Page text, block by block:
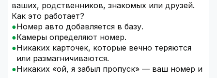
ваших, родственников, знакомых или друзей.
Как это работает?
Номер авто добавляется в базу.
Камеры определяют номер.
Никаких карточек, которые вечно теряются
или размагничиваются.
Никаких «ой, я забыл пропуск» — ваш номер и